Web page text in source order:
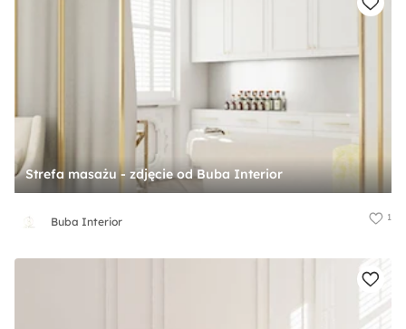
Strefa masażu - zdjęcie od Buba Interior
Buba Interior 1